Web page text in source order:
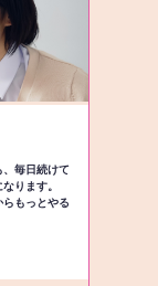
、毎日続けて
ります。
もっとやる